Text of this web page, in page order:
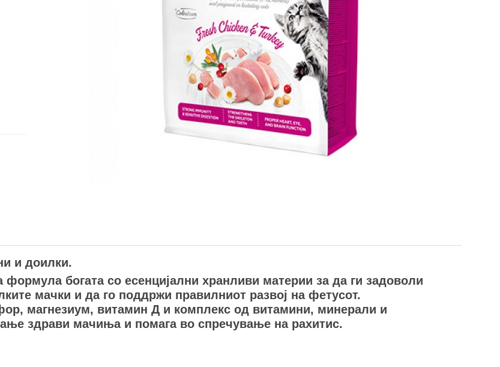
и доилки.
богата со есенцијални хранливи материи за да ги задоволи
мачки и да го поддржи правилниот развој на фетусот.
магнезиум, витамин Д и комплекс од витамини, минерали и
здрави мачиња и помага во спречување на рахитис.